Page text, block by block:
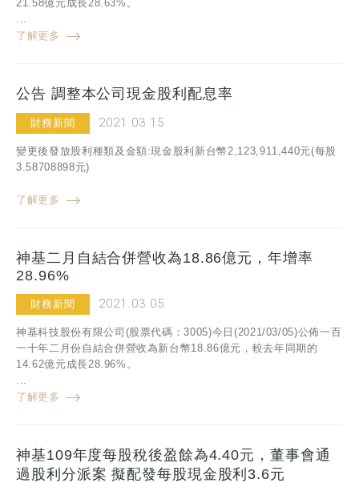
21.58億元成長28.63%。
了解更多
公告 調整本公司現金股利配息率
財務新聞 2021.03.15
變更後發放股利種類及金額:現金股利新台幣2,123,911,440元(每股
3.58708898元)
了解更多
神基二月自結合併營收為18.86億元，年增率
28.96%
財務新聞 2021.03.05
神基科技股份有限公司(股票代碼：3005)今日(2021/03/05)公佈一百
一十年二月份自結合併營收為新台幣18.86億元，較去年同期的
14.62億元成長28.96%。
了解更多
神基109年度每股稅後盈餘為4.40元，董事會通
過股利分派案 擬配發每股現金股利3.6元